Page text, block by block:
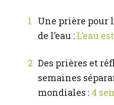
Une prière pour
de l’eau : L’eau
Des prières et
semaines
mondiales : 4